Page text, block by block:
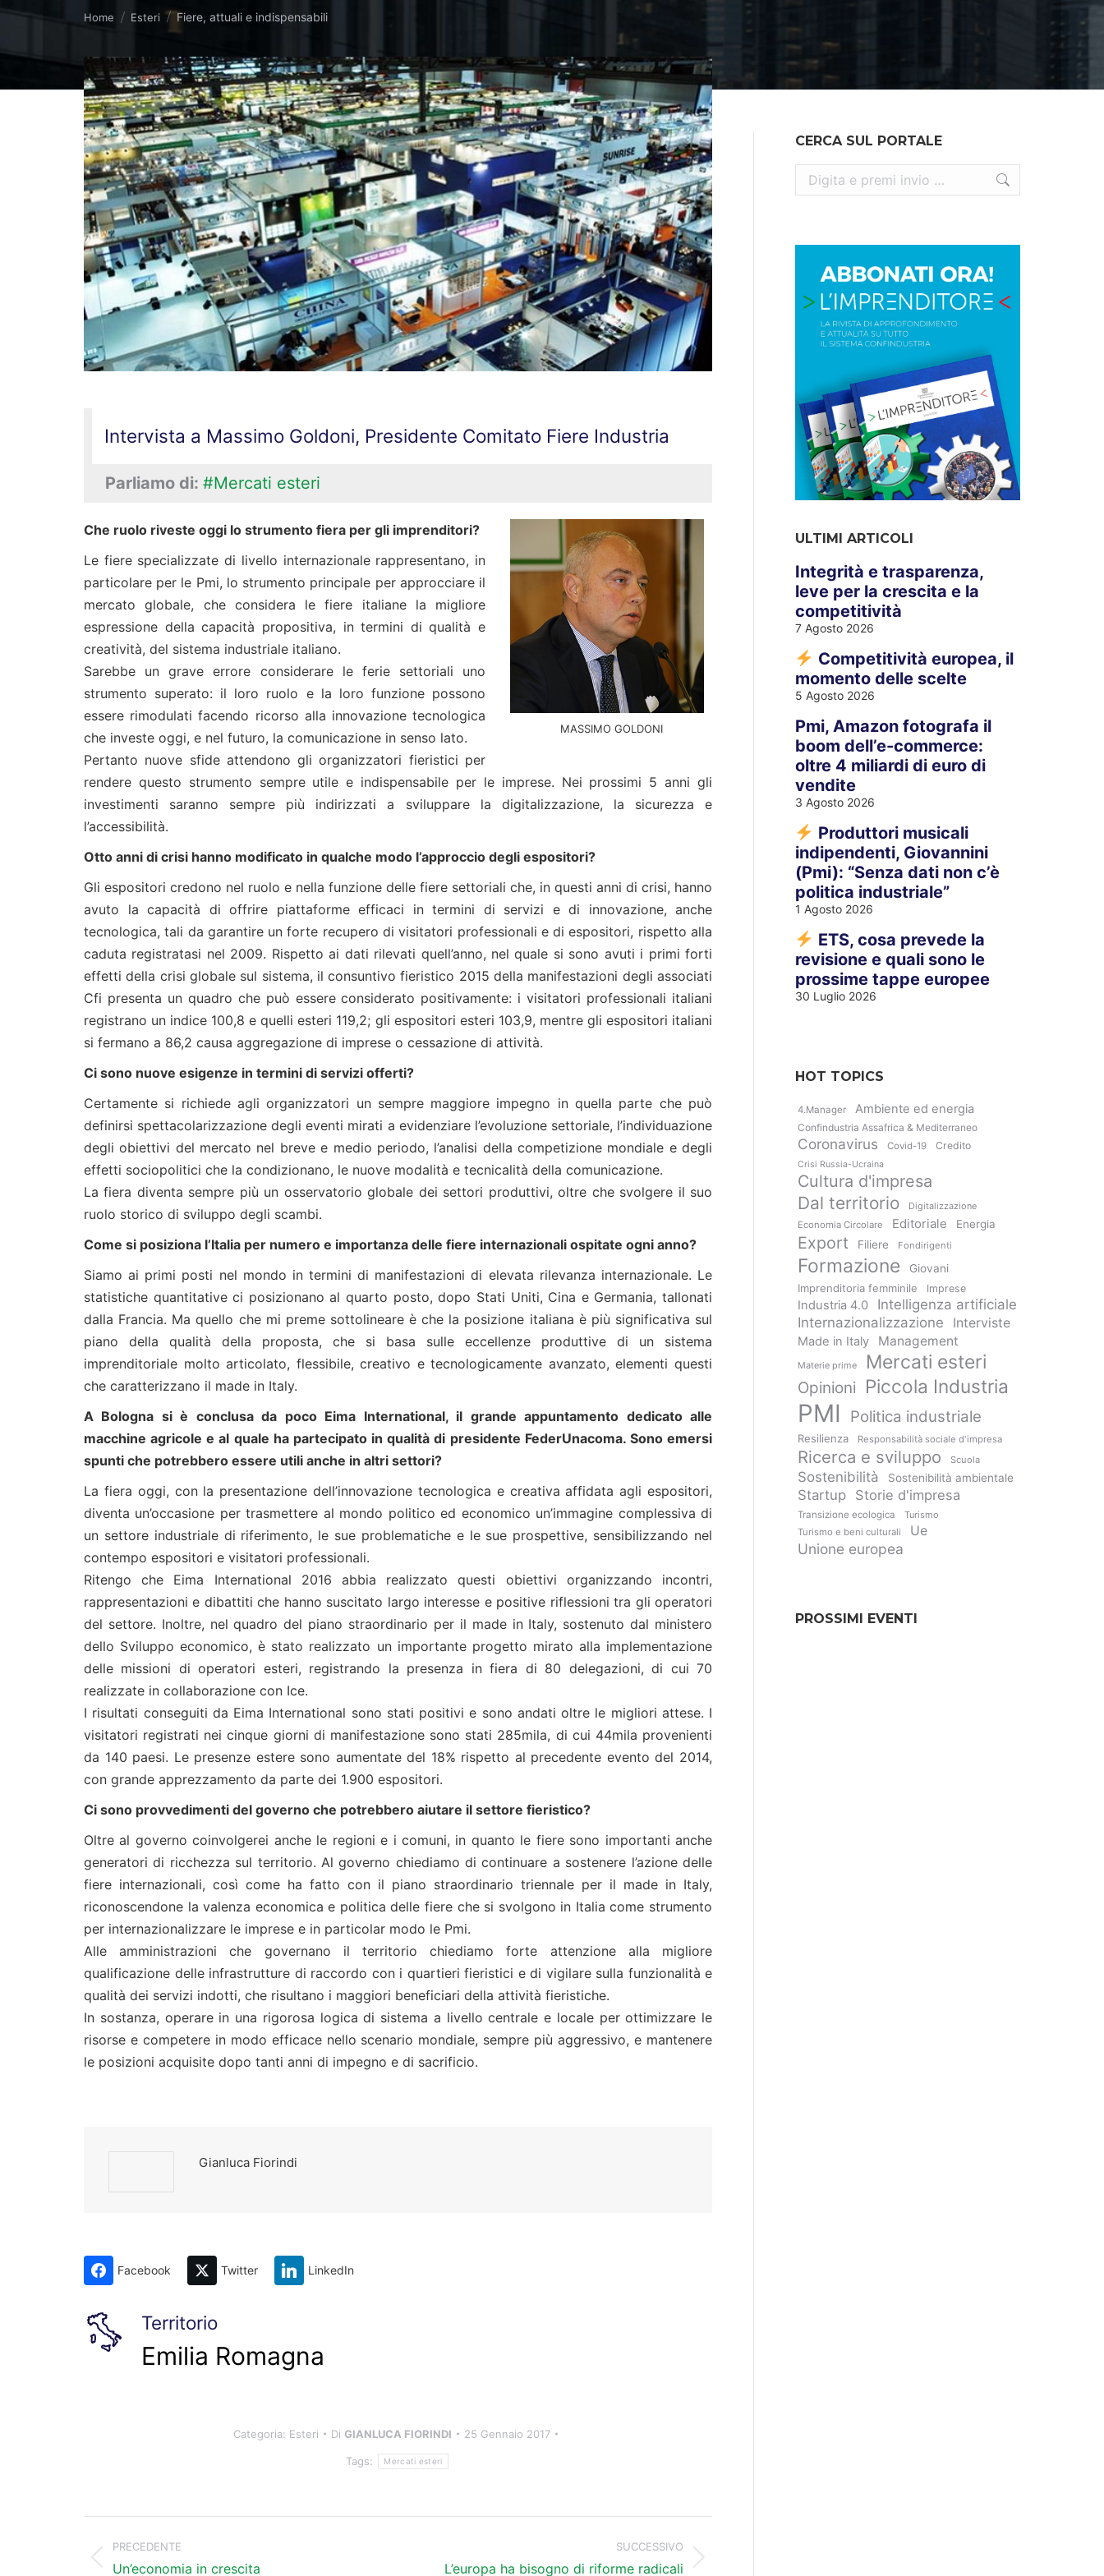
Tu sei qui:
Home Esteri Fiere, attuali e indispensabili
Intervista a Massimo Goldoni, Presidente Comitato Fiere Industria
Parliamo di: #Mercati esteri
MASSIMO GOLDONI
Che ruolo riveste oggi lo strumento fiera per gli imprenditori?
Le fiere specializzate di livello internazionale rappresentano, in
particolare per le Pmi, lo strumento principale per approcciare il
mercato globale, che considera le fiere italiane la migliore
espressione della capacità propositiva, in termini di qualità e
creatività, del sistema industriale italiano.
Sarebbe un grave errore considerare le ferie settoriali uno
strumento superato: il loro ruolo e la loro funzione possono
essere rimodulati facendo ricorso alla innovazione tecnologica
che investe oggi, e nel futuro, la comunicazione in senso lato.
Pertanto nuove sfide attendono gli organizzatori fieristici per
rendere questo strumento sempre utile e indispensabile per le imprese. Nei prossimi 5 anni gli
investimenti saranno sempre più indirizzati a sviluppare la digitalizzazione, la sicurezza e
l’accessibilità.
Otto anni di crisi hanno modificato in qualche modo l’approccio degli espositori?
Gli espositori credono nel ruolo e nella funzione delle fiere settoriali che, in questi anni di crisi, hanno
avuto la capacità di offrire piattaforme efficaci in termini di servizi e di innovazione, anche
tecnologica, tali da garantire un forte recupero di visitatori professionali e di espositori, rispetto alla
caduta registratasi nel 2009. Rispetto ai dati rilevati quell’anno, nel quale si sono avuti i primi forti
effetti della crisi globale sul sistema, il consuntivo fieristico 2015 della manifestazioni degli associati
Cfi presenta un quadro che può essere considerato positivamente: i visitatori professionali italiani
registrano un indice 100,8 e quelli esteri 119,2; gli espositori esteri 103,9, mentre gli espositori italiani
si fermano a 86,2 causa aggregazione di imprese o cessazione di attività.
Ci sono nuove esigenze in termini di servizi offerti?
Certamente si richiede agli organizzatori un sempre maggiore impegno in quella parte che può
definirsi spettacolarizzazione degli eventi mirati a evidenziare l’evoluzione settoriale, l’individuazione
degli obiettivi del mercato nel breve e medio periodo, l’analisi della competizione mondiale e degli
effetti sociopolitici che la condizionano, le nuove modalità e tecnicalità della comunicazione.
La fiera diventa sempre più un osservatorio globale dei settori produttivi, oltre che svolgere il suo
ruolo storico di sviluppo degli scambi.
Come si posiziona l’Italia per numero e importanza delle fiere internazionali ospitate ogni anno?
Siamo ai primi posti nel mondo in termini di manifestazioni di elevata rilevanza internazionale. Le
statistiche quantitative ci posizionano al quarto posto, dopo Stati Uniti, Cina e Germania, tallonati
dalla Francia. Ma quello che mi preme sottolineare è che la posizione italiana è più significativa sul
piano della qualità della proposta, che si basa sulle eccellenze produttive di un sistema
imprenditoriale molto articolato, flessibile, creativo e tecnologicamente avanzato, elementi questi
che caratterizzano il made in Italy.
A Bologna si è conclusa da poco Eima International, il grande appuntamento dedicato alle
macchine agricole e al quale ha partecipato in qualità di presidente FederUnacoma. Sono emersi
spunti che potrebbero essere utili anche in altri settori?
La fiera oggi, con la presentazione dell’innovazione tecnologica e creativa affidata agli espositori,
diventa un’occasione per trasmettere al mondo politico ed economico un’immagine complessiva di
un settore industriale di riferimento, le sue problematiche e le sue prospettive, sensibilizzando nel
contempo espositori e visitatori professionali.
Ritengo che Eima International 2016 abbia realizzato questi obiettivi organizzando incontri,
rappresentazioni e dibattiti che hanno suscitato largo interesse e positive riflessioni tra gli operatori
del settore. Inoltre, nel quadro del piano straordinario per il made in Italy, sostenuto dal ministero
dello Sviluppo economico, è stato realizzato un importante progetto mirato alla implementazione
delle missioni di operatori esteri, registrando la presenza in fiera di 80 delegazioni, di cui 70
realizzate in collaborazione con Ice.
I risultati conseguiti da Eima International sono stati positivi e sono andati oltre le migliori attese. I
visitatori registrati nei cinque giorni di manifestazione sono stati 285mila, di cui 44mila provenienti
da 140 paesi. Le presenze estere sono aumentate del 18% rispetto al precedente evento del 2014,
con grande apprezzamento da parte dei 1.900 espositori.
Ci sono provvedimenti del governo che potrebbero aiutare il settore fieristico?
Oltre al governo coinvolgerei anche le regioni e i comuni, in quanto le fiere sono importanti anche
generatori di ricchezza sul territorio. Al governo chiediamo di continuare a sostenere l’azione delle
fiere internazionali, così come ha fatto con il piano straordinario triennale per il made in Italy,
riconoscendone la valenza economica e politica delle fiere che si svolgono in Italia come strumento
per internazionalizzare le imprese e in particolar modo le Pmi.
Alle amministrazioni che governano il territorio chiediamo forte attenzione alla migliore
qualificazione delle infrastrutture di raccordo con i quartieri fieristici e di vigilare sulla funzionalità e
qualità dei servizi indotti, che risultano i maggiori beneficiari della attività fieristiche.
In sostanza, operare in una rigorosa logica di sistema a livello centrale e locale per ottimizzare le
risorse e competere in modo efficace nello scenario mondiale, sempre più aggressivo, e mantenere
le posizioni acquisite dopo tanti anni di impegno e di sacrificio.
Gianluca Fiorindi
Facebook Twitter LinkedIn
Territorio
Emilia Romagna
Categoria: Esteri Di GIANLUCA FIORINDI 25 Gennaio 2017
Tags: Mercati esteri
tra
PRECEDENTE
Post
Un’economia in crescita
SUCCESSIVO
Prossimo
L’europa ha bisogno di riforme radicali
CERCA SUL PORTALE
Cerca:
ULTIMI ARTICOLI
Integrità e trasparenza,
leve per la crescita e la
competitività
7 Agosto 2026
Competitività europea, il
momento delle scelte
5 Agosto 2026
Pmi, Amazon fotografa il
boom dell’e-commerce:
oltre 4 miliardi di euro di
vendite
3 Agosto 2026
Produttori musicali
indipendenti, Giovannini
(Pmi): “Senza dati non c’è
politica industriale”
1 Agosto 2026
ETS, cosa prevede la
revisione e quali sono le
prossime tappe europee
30 Luglio 2026
HOT TOPICS
4.Manager Ambiente ed energia
Confindustria Assafrica & Mediterraneo
Coronavirus Covid-19 Credito
Crisi Russia-Ucraina
Cultura d'impresa
Dal territorio
Digitalizzazione
Economia Circolare
Editoriale Energia
Export Filiere Fondirigenti
Formazione
Giovani
Imprenditoria femminile
Imprese
Industria 4.0
Intelligenza artificiale
Internazionalizzazione
Interviste
Made in Italy Management
Materie prime Mercati esteri
Opinioni Piccola Industria
PMI Politica industriale
Resilienza Responsabilità sociale d'impresa
Ricerca e sviluppo Scuola
Sostenibilità Sostenibilità ambientale
Startup Storie d'impresa
Transizione ecologica
Turismo
Turismo e beni culturali
Ue
Unione europea
PROSSIMI EVENTI